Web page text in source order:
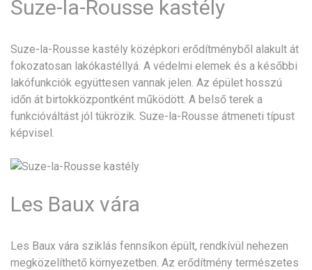
Suze-la-Rousse kastély
Suze-la-Rousse kastély középkori erődítményből alakult át
fokozatosan lakókastéllyá. A védelmi elemek és a későbbi
lakófunkciók együttesen vannak jelen. Az épület hosszú
időn át birtokközpontként működött. A belső terek a
funkcióváltást jól tükrözik. Suze-la-Rousse átmeneti típust
képvisel.
Les Baux vára
Les Baux vára sziklás fennsíkon épült, rendkívül nehezen
megközelíthető környezetben. Az erődítmény természetes